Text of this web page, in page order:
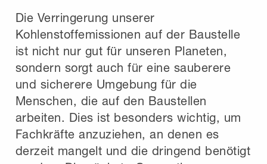
Die Verringerung unserer
Kohlenstoffemissionen auf der Baustelle
ist nicht nur gut für unseren Planeten,
sondern sorgt auch für eine sauberere
und sicherere Umgebung für die
Menschen, die auf den Baustellen
arbeiten. Dies ist besonders wichtig, um
Fachkräfte anzuziehen, an denen es
derzeit mangelt und die dringend benötigt